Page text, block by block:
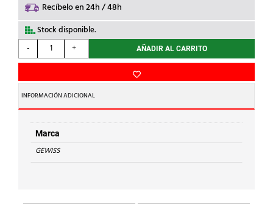
Recíbelo en 24h / 48h
Stock disponible.
-
GEWISS
-
FIJA
EMP.3P+T
32A
380-
415V
50-
60Hz
+ AÑADIR AL CARRITO
INFORMACIÓN ADICIONAL
Marca
GEWISS